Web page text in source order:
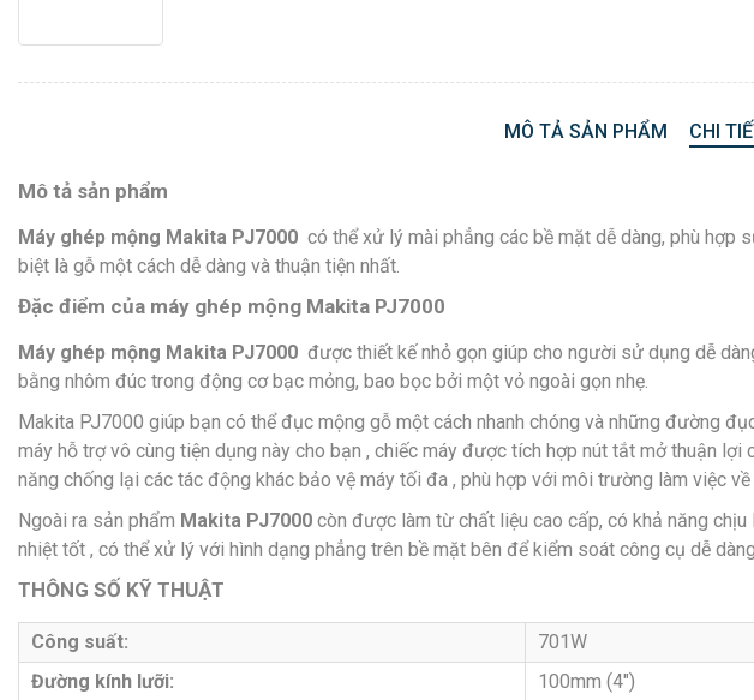
MÔ TẢ SẢN PHẨM CHI
Mô tả sản phẩm
Máy ghép mộng Makita PJ7000 có thể xử lý mài phẳng các bề mặt dễ dàng, phù
biệt là gỗ một cách dễ dàng và thuận tiện nhất.
Đặc điểm của máy ghép mộng Makita PJ7000
Máy ghép mộng Makita PJ7000 được thiết kế nhỏ gọn giúp cho người sử dụng dễ
bằng nhôm đúc trong động cơ bạc mỏng, bao bọc bởi một vỏ ngoài gọn nhẹ.
Makita PJ7000 giúp bạn có thể đục mộng gỗ một cách nhanh chóng và những đường
máy hỗ trợ vô cùng tiện dụng này cho bạn , chiếc máy được tích hợp nút tắt mở thuận
năng chống lại các tác động khác bảo vệ máy tối đa , phù hợp với môi trường làm việc về
Ngoài ra sản phẩm Makita PJ7000 còn được làm từ chất liệu cao cấp, có khả năng
nhiệt tốt , có thể xử lý với hình dạng phẳng trên bề mặt bên để kiểm soát công cụ dễ
THÔNG SỐ KỸ THUẬT
Công suất:
701W
Đường kính lưỡi:
100mm (4″)